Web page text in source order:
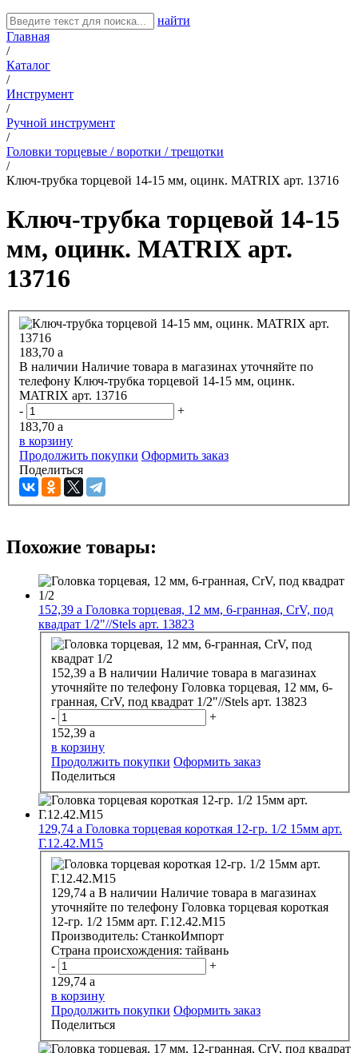
найти
Главная
/
Каталог
/
Инструмент
/
Ручной инструмент
/
Головки торцевые / воротки / трещотки
/
Ключ-трубка торцевой 14-15 мм, оцинк. MATRIX арт. 13716
Ключ-трубка торцевой 14-15
мм, оцинк. MATRIX арт.
13716
183,70 a
В наличии Наличие товара в магазинах уточняйте по
телефону Ключ-трубка торцевой 14-15 мм, оцинк.
MATRIX арт. 13716
-
+
183,70 a
в корзину
Продолжить покупки Оформить заказ
Поделиться
Похожие товары:
152,39 a Головка торцевая, 12 мм, 6-гранная, CrV, под
квадрат 1/2"//Stels арт. 13823
152,39 a В наличии Наличие товара в магазинах
уточняйте по телефону Головка торцевая, 12 мм, 6-
гранная, CrV, под квадрат 1/2"//Stels арт. 13823
-
+
152,39 a
в корзину
Продолжить покупки Оформить заказ
Поделиться
129,74 a Головка торцевая короткая 12-гр. 1/2 15мм арт.
Г.12.42.М15
129,74 a В наличии Наличие товара в магазинах
уточняйте по телефону Головка торцевая короткая
12-гр. 1/2 15мм арт. Г.12.42.М15
Производитель: СтанкоИмпорт
Страна происхождения: тайвань
-
+
129,74 a
в корзину
Продолжить покупки Оформить заказ
Поделиться